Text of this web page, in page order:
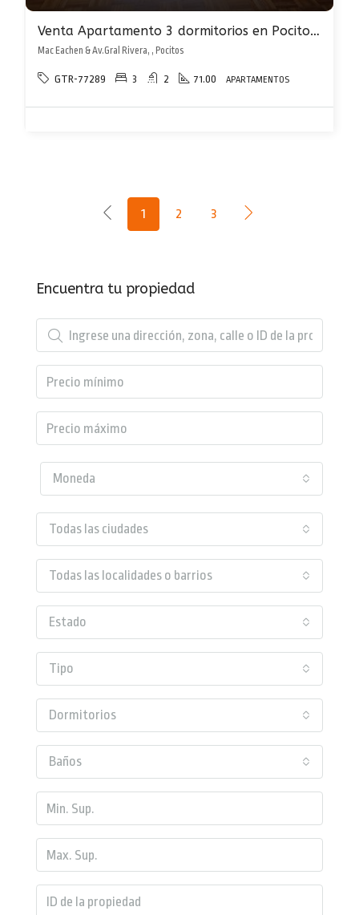
Venta Apartamento 3 dormitorios en Pocitos con Garaje
Mac Eachen & Av.Gral Rivera, , Pocitos
GTR-77289 3 2 71.00 APARTAMENTOS
1 2 3
Encuentra tu propiedad
Moneda
Todas las ciudades
Todas las localidades o barrios
Estado
Tipo
Dormitorios
Baños